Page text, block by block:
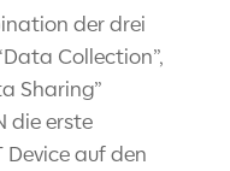
der drei
Collection”,
Sharing”
die erste
Device auf den